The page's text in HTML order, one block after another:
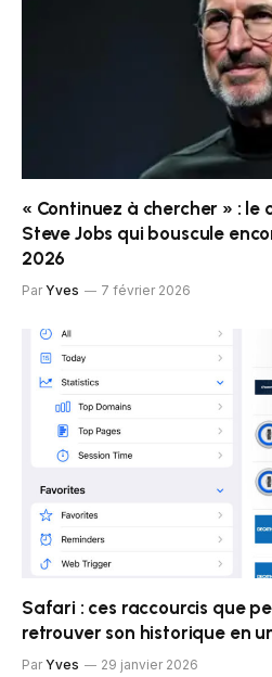
« Continuez à chercher » : le
Steve Jobs qui bouscule
2026
Par Yves 7 février 2026
Safari : ces raccourcis que
retrouver son historique en
Par Yves 29 janvier 2026